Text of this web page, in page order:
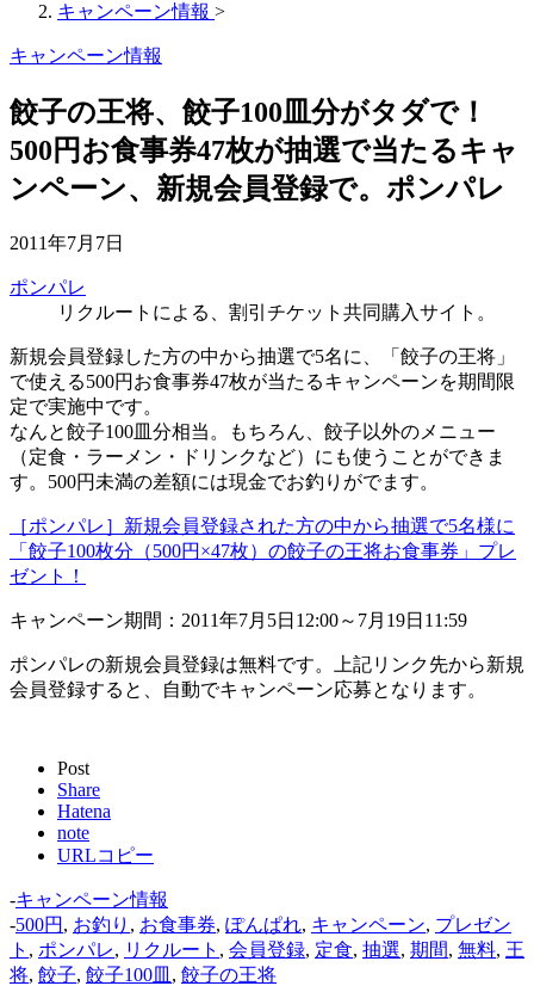
キャンペーン情報 >
キャンペーン情報
餃子の王将、餃子100皿分がタダで！
500円お食事券47枚が抽選で当たるキャ
ンペーン、新規会員登録で。ポンパレ
2011年7月7日
ポンパレ
リクルートによる、割引チケット共同購入サイト。
新規会員登録した方の中から抽選で5名に、「餃子の王将」
で使える500円お食事券47枚が当たるキャンペーンを期間限
定で実施中です。
なんと餃子100皿分相当。もちろん、餃子以外のメニュー
（定食・ラーメン・ドリンクなど）にも使うことができま
す。500円未満の差額には現金でお釣りがでます。
［ポンパレ］新規会員登録された方の中から抽選で5名様に
「餃子100枚分（500円×47枚）の餃子の王将お食事券」プレ
ゼント！
キャンペーン期間：2011年7月5日12:00～7月19日11:59
ポンパレの新規会員登録は無料です。上記リンク先から新規
会員登録すると、自動でキャンペーン応募となります。
Post
Share
Hatena
note
URLコピー
-キャンペーン情報
-500円 , お釣り , お食事券, ぽんぱれ, キャンペーン, プレゼン
ト , ポンパレ, リクルート , 会員登録, 定食, 抽選, 期間, 無料, 王
将, 餃子, 餃子100皿 , 餃子の王将